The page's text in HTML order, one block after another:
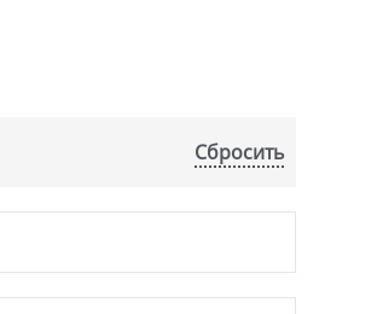
Сбросить